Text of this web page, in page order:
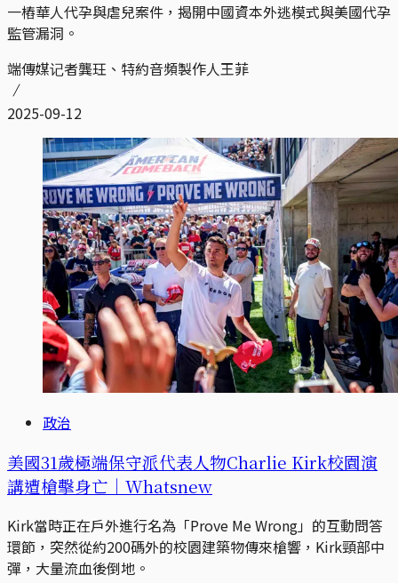
一樁華人代孕與虐兒案件，揭開中國資本外逃模式與美國代孕
監管漏洞。
端傳媒记者龔玨、特約音頻製作人王菲
2025-09-12
政治
美國31歲極端保守派代表人物Charlie Kirk校園演
講遭槍擊身亡｜Whatsnew
Kirk當時正在戶外進行名為「Prove Me Wrong」的互動問答
環節，突然從約200碼外的校園建築物傳來槍響，Kirk頸部中
彈，大量流血後倒地。